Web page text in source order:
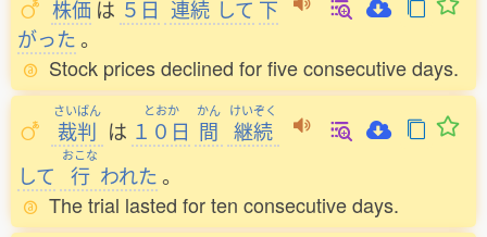
株価 は ５日 連続 して 下
がった。
Stock prices declined for five consecutive days.
さいばん
裁判 は
とおか
１０日
かん
間
けいぞく
継続
して
おこな
行 われた。
The trial lasted for ten consecutive days.